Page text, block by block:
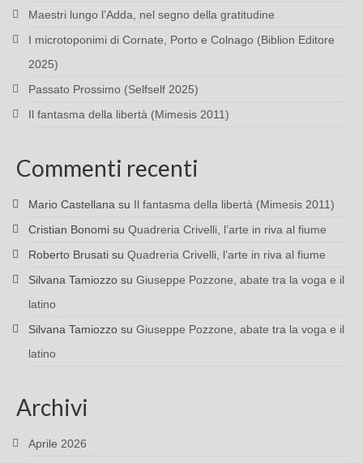
Maestri lungo l’Adda, nel segno della gratitudine
I microtoponimi di Cornate, Porto e Colnago (Biblion Editore
2025)
Passato Prossimo (Selfself 2025)
Il fantasma della libertà (Mimesis 2011)
Commenti recenti
Mario Castellana su Il fantasma della libertà (Mimesis 2011)
Cristian Bonomi su Quadreria Crivelli, l’arte in riva al fiume
Roberto Brusati su Quadreria Crivelli, l’arte in riva al fiume
Silvana Tamiozzo su Giuseppe Pozzone, abate tra la voga e il
latino
Silvana Tamiozzo su Giuseppe Pozzone, abate tra la voga e il
latino
Archivi
Aprile 2026